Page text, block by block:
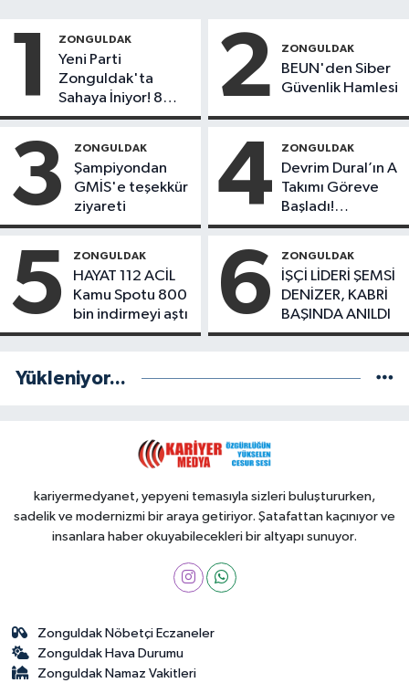
1 ZONGULDAK
Yeni Parti
Zonguldak'ta
Sahaya İniyor! 8
İlçede Kurucu
Başladı
2 ZONGULDAK
BEUN'den Siber
Güvenlik Hamlesi
3 ZONGULDAK
Şampiyondan
GMİS'e teşekkür
ziyareti
4 ZONGULDAK
Devrim Dural’ın A
Takımı Göreve
Başladı!
Yönetimde
5 ZONGULDAK
HAYAT 112 ACİL
Kamu Spotu 800
bin indirmeyi aştı
6 ZONGULDAK
İŞÇİ LİDERİ ŞEMSİ
DENİZER, KABRİ
BAŞINDA ANILDI
Yükleniyor...
kariyermedyanet, yepyeni temasıyla sizleri buluştururken,
sadelik ve modernizmi bir araya getiriyor. Şatafattan kaçınıyor ve
insanlara haber okuyabilecekleri bir altyapı sunuyor.
Zonguldak Nöbetçi Eczaneler
Zonguldak Hava Durumu
Zonguldak Namaz Vakitleri